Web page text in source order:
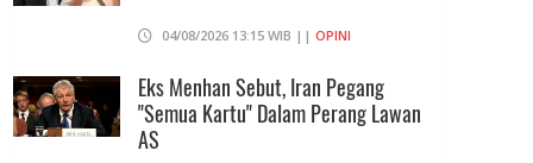
04/08/2026 13:15 WIB || OPINI
Eks Menhan Sebut, Iran Pegang
"Semua Kartu" Dalam Perang Lawan
AS